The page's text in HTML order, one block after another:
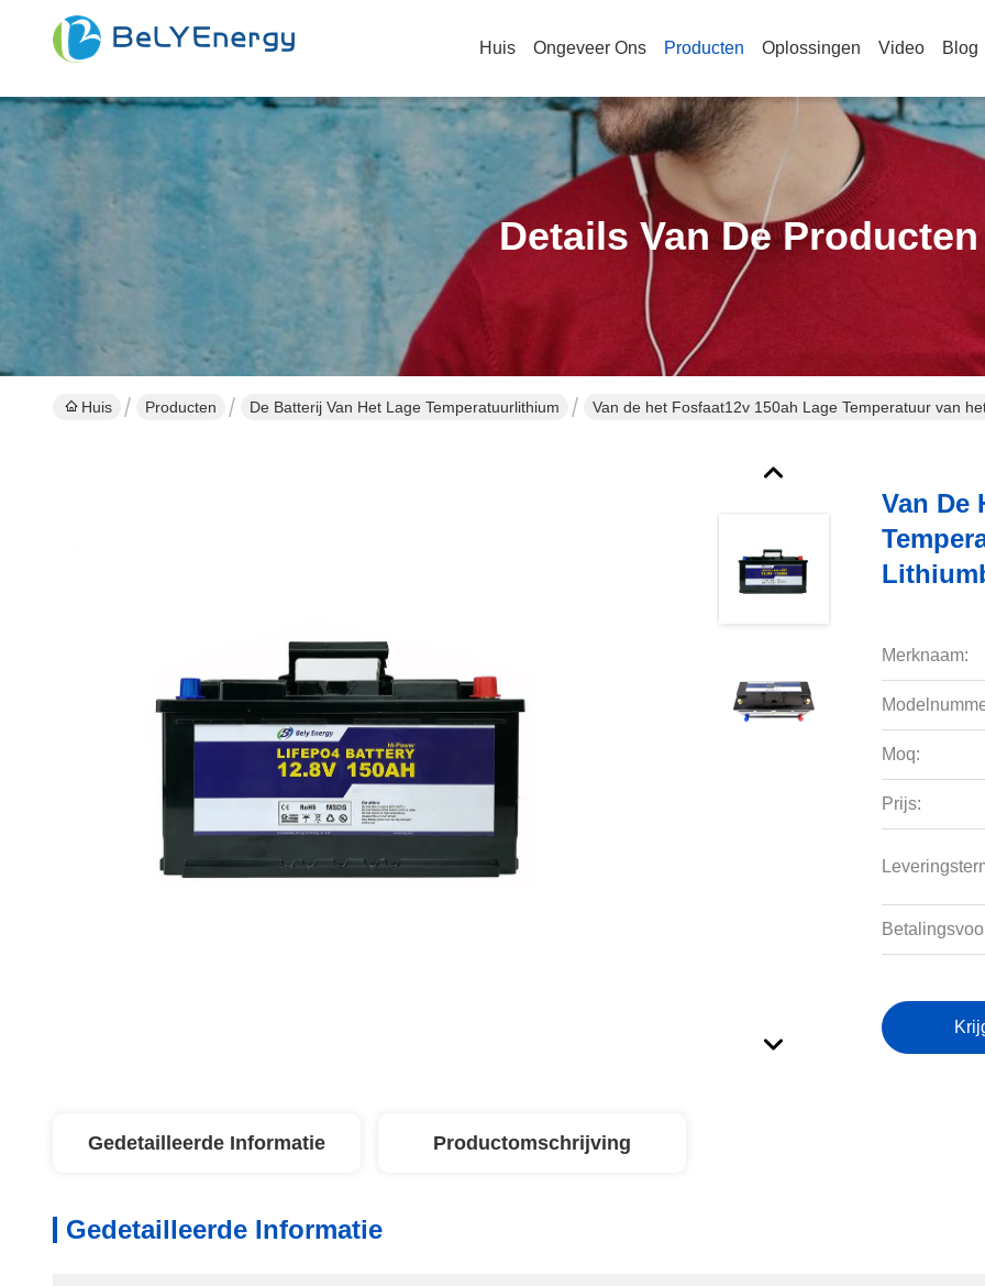
Huis Ongeveer Ons Producten Oplossingen Video Blog
Details Van De Producten
Huis Producten De Batterij Van Het Lage Temperatuurlithium Van de het Fosfaat12v 150ah Lage Temperatuur van
Van De
Merknaam:
Moq:
Prijs:
Gedetailleerde Informatie Productomschrijving
Gedetailleerde Informatie